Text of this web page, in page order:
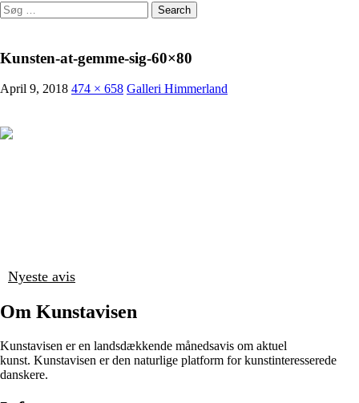
Search
for:
Kunsten-at-gemme-sig-60×80
April 9, 2018 474 × 658 Galleri Himmerland
Nyeste avis
Om Kunstavisen
Kunstavisen er en landsdækkende månedsavis om aktuel
kunst. Kunstavisen er den naturlige platform for kunstinteresserede
danskere.